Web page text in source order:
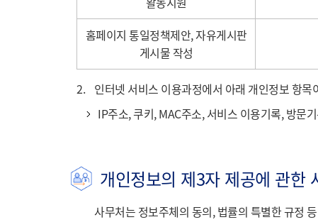
홈페이지 통일정책제안, 자유게시판
게시물 작성
2. 인터넷 서비스 이용과정에서 아래 개인정보 항
IP주소, 쿠키, MAC주소, 서비스 이용기록, 방문
개인정보의 제3자 제공에 관한
사무처는 정보주체의 동의, 법률의 특별한 규정